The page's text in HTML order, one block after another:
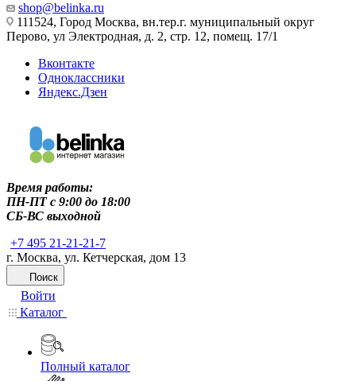
shop@belinka.ru
111524, Город Москва, вн.тер.г. муниципальный округ
Перово, ул Электродная, д. 2, стр. 12, помещ. 17/1
Вконтакте
Одноклассники
Яндекс.Дзен
Время работы:
ПН-ПТ c 9:00 до 18:00
СБ-ВС выходной
+7 495 21-21-21-7
г. Москва, ул. Кетчерская, дом 13
Поиск
Войти
Каталог
Полный каталог